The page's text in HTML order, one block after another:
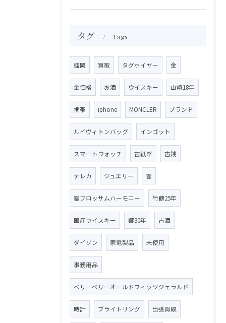
タグ Tags
盛岡 買取 タグホイヤー 金
金価格 お酒 ウイスキー 山崎18年
携帯 iphone MONCLER ブランド
ルイヴィトンバッグ インゴット
スマートウォッチ 古紙幣 古銭
テレカ ジュエリー 響
響ブロッサムハーモニー 竹鶴25年
国産ウイスキー 響30年 古酒
ダイソン 家電製品 未使用
事務用品
ベリーベリーオールドフィッツジェラルド
時計 ブライトリング 出張買取